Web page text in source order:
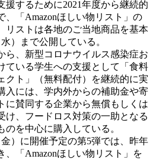
援するために2021年度から継続的
、「Amazonほしい物リスト」の
リストは各地のご当地商品を基本
）まで公開している。
ら、新型コロナウイルス感染症お
ている学生への支援として「食料
クト」（無料配付）を継続的に実
入には、学内外からの補助金や寄
に賛同する企業から無償もしくは
け、フードロス対策の一助となる
を中心に購入している。
）に開催予定の第5弾では、昨年
、「Amazonほしい物リスト」を